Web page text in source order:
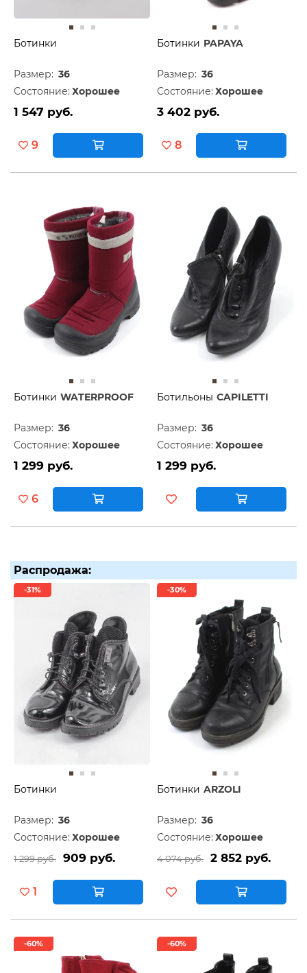
Ботинки
Размер: 36
Состояние: Хорошее
1 547 руб.
9
Ботинки PAPAYA
Размер: 36
Состояние: Хорошее
3 402 руб.
8
Ботинки WATERPROOF
Размер: 36
Состояние: Хорошее
1 299 руб.
6
Ботильоны CAPILETTI
Размер: 36
Состояние: Хорошее
1 299 руб.
Распродажа:
-31%
Ботинки
Размер: 36
Состояние: Хорошее
1 299 руб. 909 руб.
1
-30%
Ботинки ARZOLI
Размер: 36
Состояние: Хорошее
4 074 руб. 2 852 руб.
-60% -60%